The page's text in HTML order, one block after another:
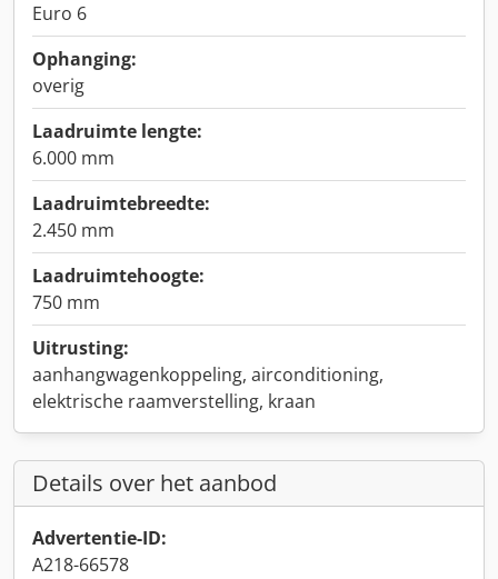
Euro 6
Ophanging:
overig
Laadruimte lengte:
6.000 mm
Laadruimtebreedte:
2.450 mm
Laadruimtehoogte:
750 mm
Uitrusting:
aanhangwagenkoppeling, airconditioning,
elektrische raamverstelling, kraan
Details over het aanbod
Advertentie-ID:
A218-66578